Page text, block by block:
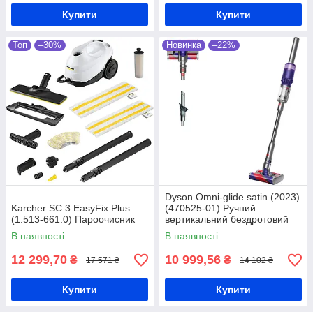
Купити Купити
Топ –30%
Karcher SC 3 EasyFix Plus
(1.513-661.0) Пароочисник
В наявності
12 299,70 ₴ 17 571 ₴
Купити
Новинка –22%
Dyson Omni-glide satin (2023)
(470525-01) Ручний
вертикальний бездротовий
пилосос
В наявності
10 999,56 ₴ 14 102 ₴
Купити